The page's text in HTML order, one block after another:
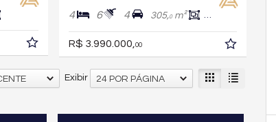
4 6 4 305,0m² 260,
R$ 3.990.000,00
Exibir 24 POR PÁGINA